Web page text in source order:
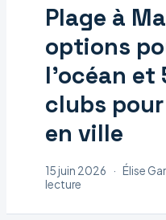
Maison
Déco
Plage à
options
l’océan et
clubs
en ville
15 juin 2026 · Élise
lecture